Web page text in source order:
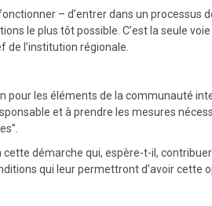
– d’entrer dans un processus
le plus tôt possible. C’est la seule
l’institution régionale.
pour les éléments de la communauté
et à prendre les mesures
démarche qui, espère-t-il,
qui leur permettront d’avoir cette